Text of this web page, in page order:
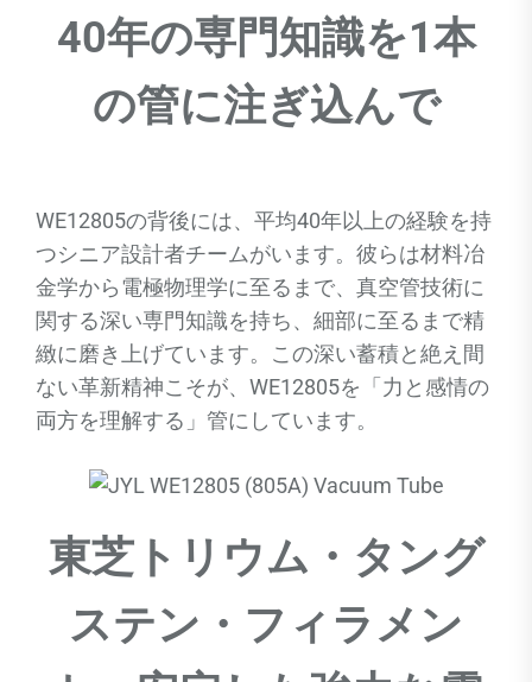
40年の専門知識を1本
の管に注ぎ込んで
WE12805の背後には、平均40年以上の経験を持
つシニア設計者チームがいます。彼らは材料冶
金学から電極物理学に至るまで、真空管技術に
関する深い専門知識を持ち、細部に至るまで精
緻に磨き上げています。この深い蓄積と絶え間
ない革新精神こそが、WE12805を「力と感情の
両方を理解する」管にしています。
東芝トリウム・タング
ステン・フィラメン